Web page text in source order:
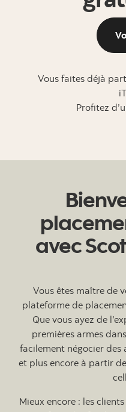
Vous faites déjà
Profitez
avec
Vous êtes maître de
plateforme de
Que vous ayez de
premières armes
facilement négocier des
et plus encore à partir
Mieux encore : les